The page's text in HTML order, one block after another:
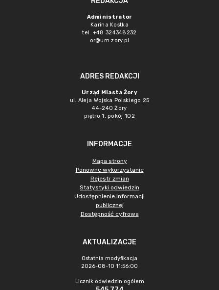
Administrator
Karina Kostka
tel. +48 324348232
or@um.zory.pl
ADRES REDAKCJI
Urząd Miasta Żory
ul. Aleja Wojska Polskiego 25
44-240 Żory
piętro 1, pokój 102
INFORMACJE
Mapa strony
Ponowne wykorzystanie
Rejestr zmian
Statystyki odwiedzin
Udostępnienie informacji
publicznej
Dostępność cyfrowa
AKTUALIZACJE
Ostatnia modyfikacja
2026-08-10 11:56:00
Licznik odwiedzin ogółem